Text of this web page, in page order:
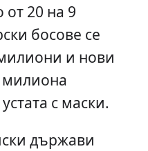
20 на 9
босове се
и нови
милиона
с маски.
държави